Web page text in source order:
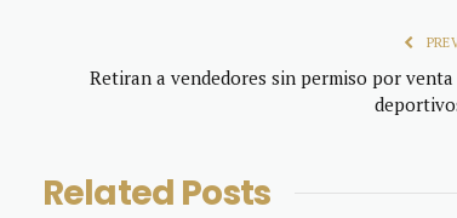
Retiran a vendedores sin permiso por
Related Posts